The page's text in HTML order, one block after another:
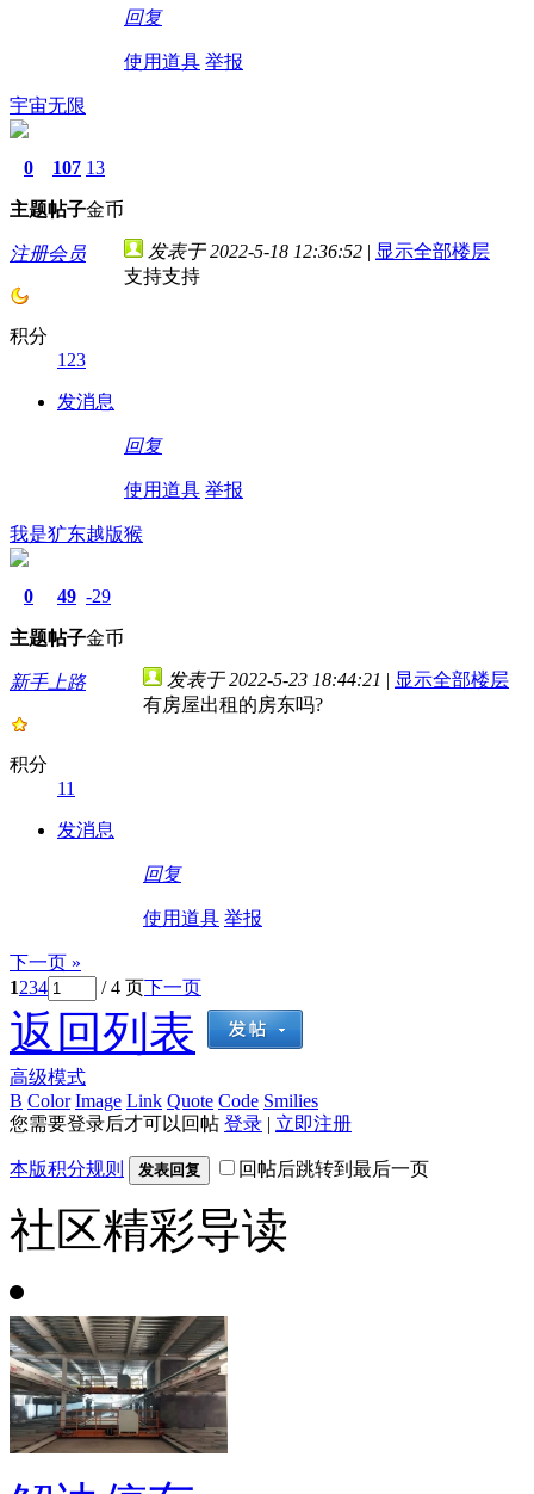
回复
使用道具 举报
宇宙无限
0
主题
107
帖子
13
金币
注册会员
积分
123
发消息
发表于 2022-5-18 12:36:52 | 显示全部楼层
支持支持
回复
使用道具 举报
我是犷东越版猴
0
主题
49
帖子
-29
金币
新手上路
积分
11
发消息
发表于 2022-5-23 18:44:21 | 显示全部楼层
有房屋出租的房东吗?
回复
使用道具 举报
下一页 »
1234 / 4 页下一页
返回列表
高级模式
B Color Image Link Quote Code Smilies
您需要登录后才可以回帖 登录 | 立即注册
本版积分规则 发表回复 回帖后跳转到最后一页
社区精彩导读